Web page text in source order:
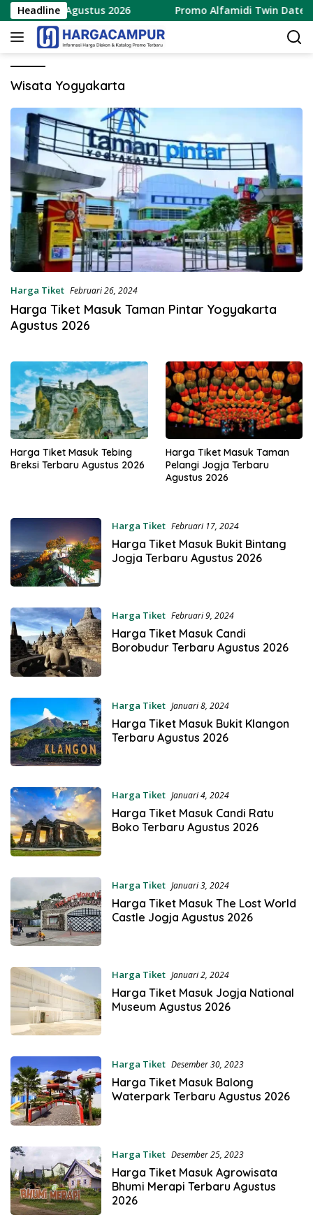
Langsung
ke
konten
Headline
8 – 9 Agustus 2026 Promo Alfamidi Twin Date 8.8
Wisata Yogyakarta
Harga Tiket Februari 26, 2024
Harga Tiket Masuk Taman Pintar Yogyakarta
Agustus 2026
Harga Tiket Masuk Tebing
Breksi Terbaru Agustus 2026
Harga Tiket Masuk Taman
Pelangi Jogja Terbaru
Agustus 2026
Harga Tiket Februari 17, 2024
Harga Tiket Masuk Bukit Bintang
Jogja Terbaru Agustus 2026
Harga Tiket Februari 9, 2024
Harga Tiket Masuk Candi
Borobudur Terbaru Agustus 2026
Harga Tiket Januari 8, 2024
Harga Tiket Masuk Bukit Klangon
Terbaru Agustus 2026
Harga Tiket Januari 4, 2024
Harga Tiket Masuk Candi Ratu
Boko Terbaru Agustus 2026
Harga Tiket Januari 3, 2024
Harga Tiket Masuk The Lost World
Castle Jogja Agustus 2026
Harga Tiket Januari 2, 2024
Harga Tiket Masuk Jogja National
Museum Agustus 2026
Harga Tiket Desember 30, 2023
Harga Tiket Masuk Balong
Waterpark Terbaru Agustus 2026
Harga Tiket Desember 25, 2023
Harga Tiket Masuk Agrowisata
Bhumi Merapi Terbaru Agustus
2026